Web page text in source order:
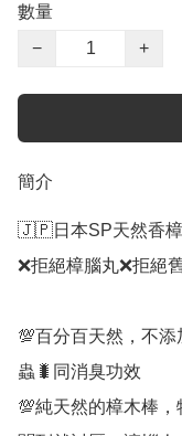
數量
−
+
簡介
🇯🇵日本SP天然香樟
❌拒絕樟腦丸❌拒絕
💯百分百天然，不
蟲🐛同消臭功效
💯純天然的樟木棒